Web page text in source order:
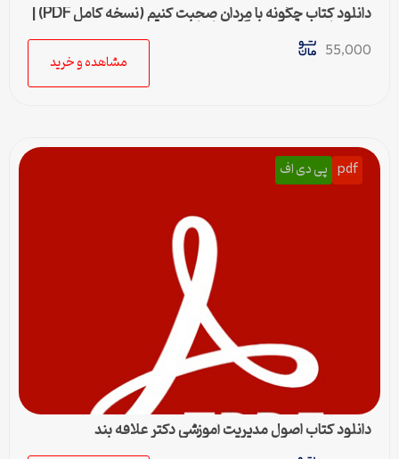
دانلود کتاب چگونه با مردان صحبت کنیم (نسخه کامل PDF) |
متیو هاسی – مترجم نرگس کاویانی
55,000
مشاهده و خرید
pdf پی دی اف
دانلود کتاب اصول مدیریت آموزشی دکتر علاقه بند